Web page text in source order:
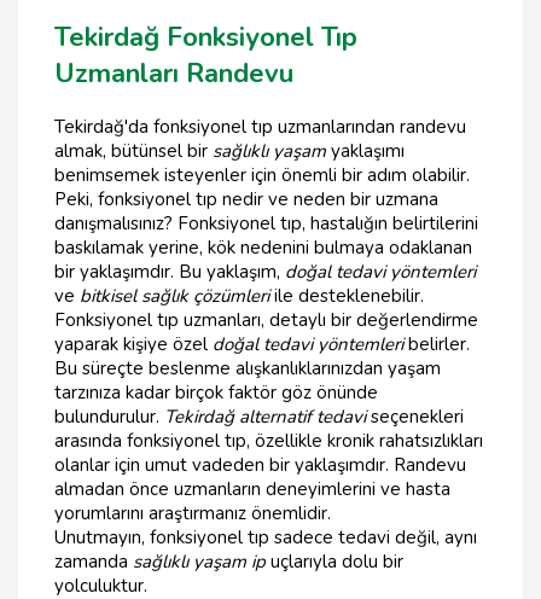
Tekirdağ Fonksiyonel Tıp
Uzmanları Randevu
Tekirdağ'da fonksiyonel tıp uzmanlarından randevu
almak, bütünsel bir sağlıklı yaşam yaklaşımı
benimsemek isteyenler için önemli bir adım olabilir.
Peki, fonksiyonel tıp nedir ve neden bir uzmana
danışmalısınız? Fonksiyonel tıp, hastalığın belirtilerini
baskılamak yerine, kök nedenini bulmaya odaklanan
bir yaklaşımdır. Bu yaklaşım, doğal tedavi yöntemleri
ve bitkisel sağlık çözümleriile desteklenebilir.
Fonksiyonel tıp uzmanları, detaylı bir değerlendirme
yaparak kişiye özel doğal tedavi yöntemleribelirler.
Bu süreçte beslenme alışkanlıklarınızdan yaşam
tarzınıza kadar birçok faktör göz önünde
bulundurulur. Tekirdağ alternatif tedaviseçenekleri
arasında fonksiyonel tıp, özellikle kronik rahatsızlıkları
olanlar için umut vadeden bir yaklaşımdır. Randevu
almadan önce uzmanların deneyimlerini ve hasta
yorumlarını araştırmanız önemlidir.
Unutmayın, fonksiyonel tıp sadece tedavi değil, aynı
zamanda sağlıklı yaşam ipuçlarıyla dolu bir
yolculuktur.